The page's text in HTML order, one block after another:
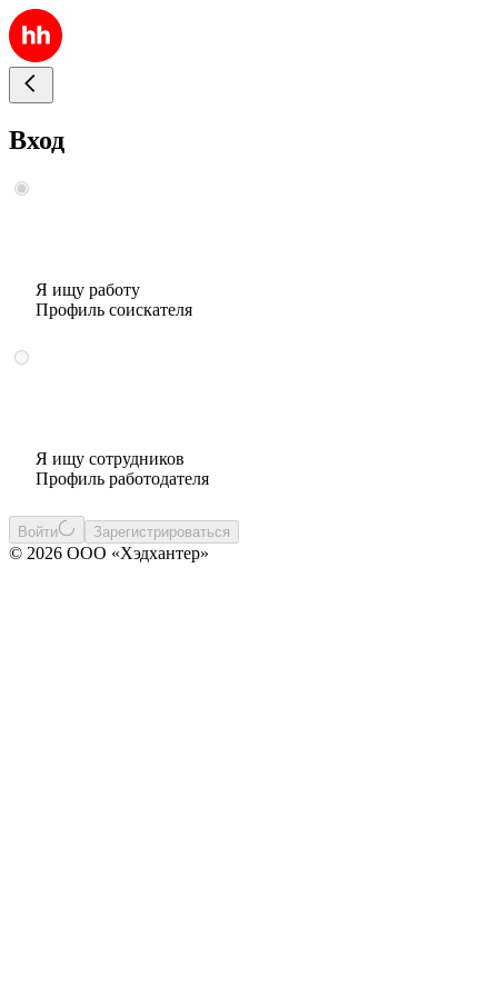
Вход
Я ищу работу
Профиль соискателя
Я ищу сотрудников
Профиль работодателя
Войти Зарегистрироваться
© 2026 ООО «Хэдхантер»